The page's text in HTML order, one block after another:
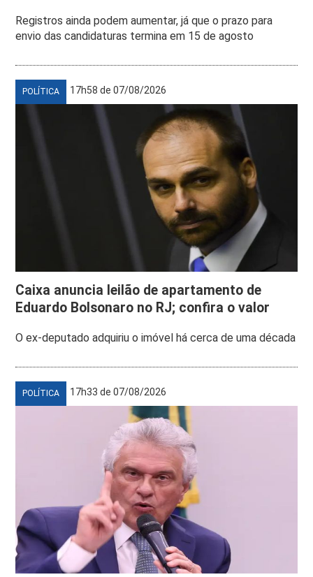
Registros ainda podem aumentar, já que o prazo para
envio das candidaturas termina em 15 de agosto
POLÍTICA 17h58 de 07/08/2026
Caixa anuncia leilão de apartamento de
Eduardo Bolsonaro no RJ; confira o valor
O ex-deputado adquiriu o imóvel há cerca de uma década
POLÍTICA 17h33 de 07/08/2026